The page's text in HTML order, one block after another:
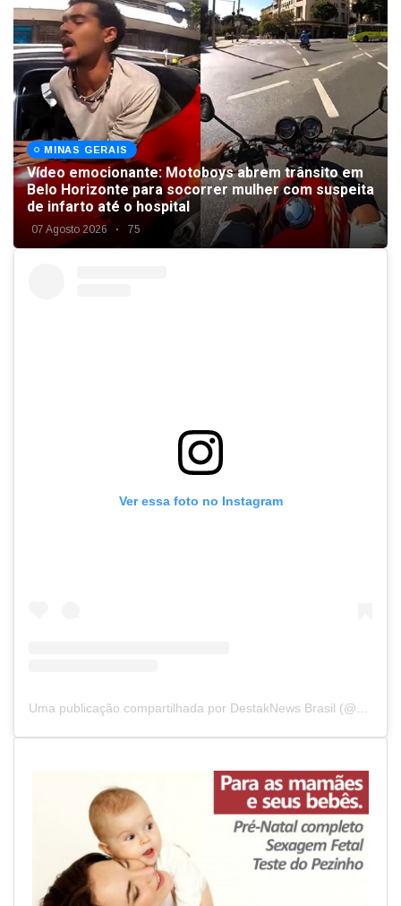
MINAS GERAIS
Vídeo emocionante: Motoboys abrem trânsito em
Belo Horizonte para socorrer mulher com suspeita
de infarto até o hospital
07 Agosto 2026 75
Ver essa foto no Instagram